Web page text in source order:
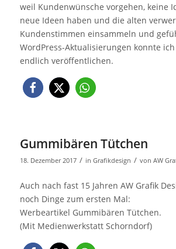
weil Kundenwünsche vorgehen, keine
neue Ideen haben und die alten
Kundenstimmen einsammeln und
WordPress-Aktualisierungen konnte
endlich veröffentlichen.
Gummibären Tütchen
18. Dezember 2017 / in Grafikdesign / von AW
Auch nach fast 15 Jahren AW Grafik
noch Dinge zum ersten Mal:
Werbeartikel Gummibären Tütchen.
(Mit Medienwerkstatt Schorndorf)